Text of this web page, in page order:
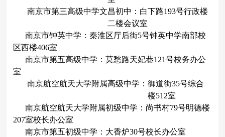
南京市第三高级中学文昌初中：白下路193号行政楼
二楼会议室
南京市钟英中学：秦淮区厅后街5号钟英中学南部校
区西楼406室
南京市第五高级中学：莫愁路天妃巷121号校务办公
室
南京航空航天大学附属高级中学：御道街35号综合
楼512室
南京航空航天大学附属初级中学：尚书村79号明德楼
207室校长办公室
南京市第五初级中学：大香炉30号校长办公室